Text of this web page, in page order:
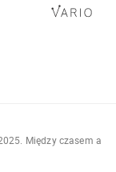
Między czasem a